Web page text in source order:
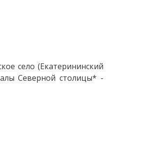
село (Екатерининский
Северной столицы* -